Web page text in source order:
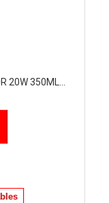
20W 350ML...